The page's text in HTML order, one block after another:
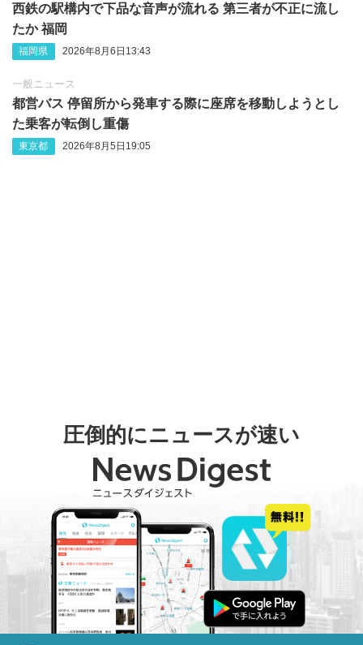
西鉄の駅構内で下品な音声が流れる 第三者が不正に流し
たか 福岡
福岡県 2026年8月6日13:43
一般ニュース
都営バス 停留所から発車する際に座席を移動しようとし
た乗客が転倒し重傷
東京都 2026年8月5日19:05
圧倒的にニュースが速い